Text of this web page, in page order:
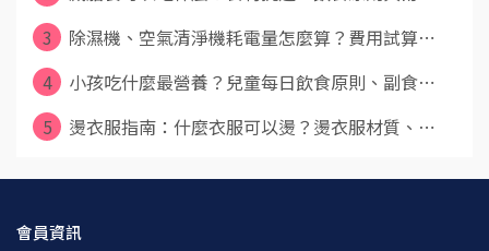
3
除濕機、空氣清淨機耗電量怎麼算？費用試算⋯
4
小孩吃什麼最營養？兒童每日飲食原則、副食⋯
5
燙衣服指南：什麼衣服可以燙？燙衣服材質、⋯
會員資訊